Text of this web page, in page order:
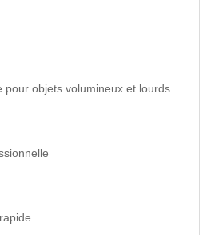
pour objets volumineux et lourds